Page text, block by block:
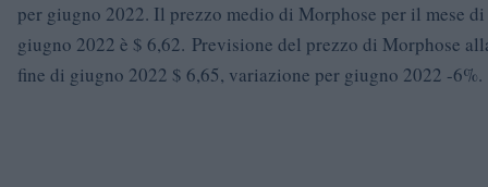
per giugno 2022. Il prezzo medio di Morphose per il mese di
giugno 2022 è $ 6,62. Previsione del prezzo di Morphose
fine di giugno 2022 $ 6,65, variazione per giugno 2022 -6%.